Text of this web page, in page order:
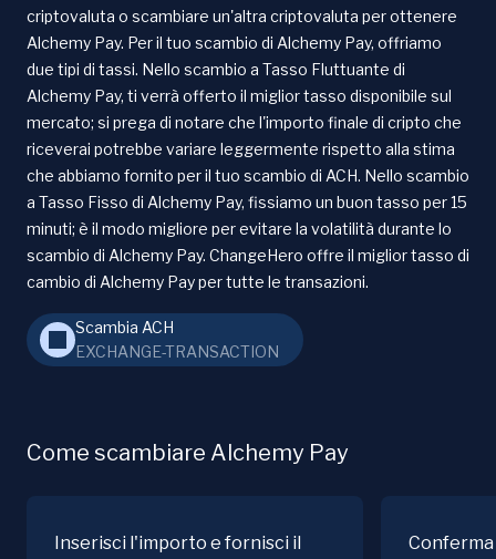
criptovaluta o scambiare un'altra criptovaluta per ottenere
Alchemy Pay. Per il tuo scambio di Alchemy Pay, offriamo
due tipi di tassi. Nello scambio a Tasso Fluttuante di
Alchemy Pay, ti verrà offerto il miglior tasso disponibile sul
mercato; si prega di notare che l'importo finale di cripto che
riceverai potrebbe variare leggermente rispetto alla stima
che abbiamo fornito per il tuo scambio di ACH. Nello scambio
a Tasso Fisso di Alchemy Pay, fissiamo un buon tasso per 15
minuti; è il modo migliore per evitare la volatilità durante lo
scambio di Alchemy Pay. ChangeHero offre il miglior tasso di
cambio di Alchemy Pay per tutte le transazioni.
Scambia ACH
EXCHANGE-TRANSACTION
Come scambiare Alchemy Pay
Inserisci l'importo e fornisci il